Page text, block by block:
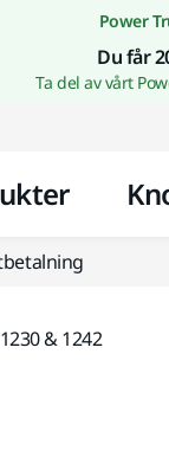
Power
Du får
Ta del av vårt
& 1242